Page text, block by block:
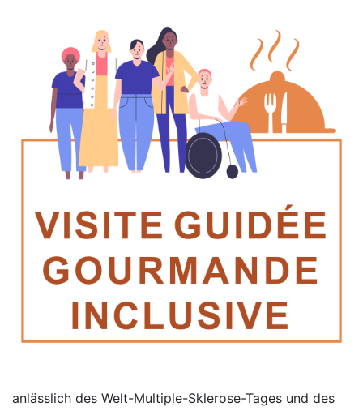
anlässlich des Welt-Multiple-Sklerose-Tages und des